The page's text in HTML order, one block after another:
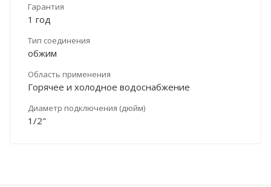
Гарантия
1 год
Тип соединения
обжим
Область применения
Горячее и холодное водоснабжение
Диаметр подключения (дюйм)
1/2"